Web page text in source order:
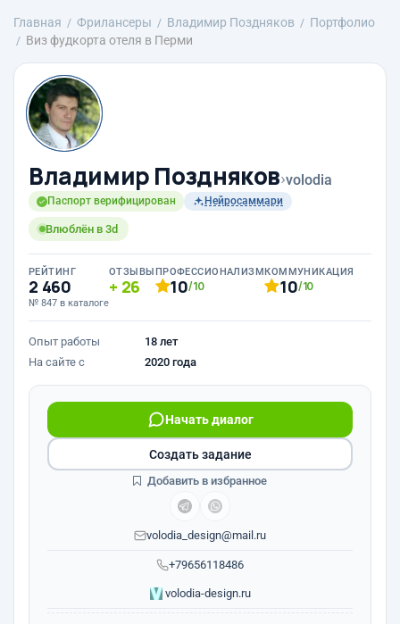
Главная Фрилансеры Владимир Поздняков
Портфолио
Виз фудкорта отеля в Перми
Владимир Поздняков›volodia
Паспорт верифицирован Нейросаммари
Влюблён в 3d
РЕЙТИНГ
2 460
№ 847 в каталоге
ОТЗЫВЫ
26
ПРОФЕССИОНАЛИЗМ
10/10
КОММУНИКАЦИЯ
10/10
Опыт работы
18 лет
На сайте с
2020 года
+79656118486
Начать диалог
volodia_design@mail.ru
volodia-design.ru
Создать задание
Добавить в избранное